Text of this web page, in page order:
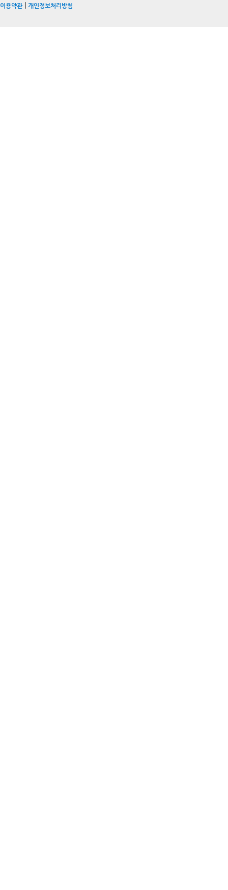
이용약관| 개인정보처리방침